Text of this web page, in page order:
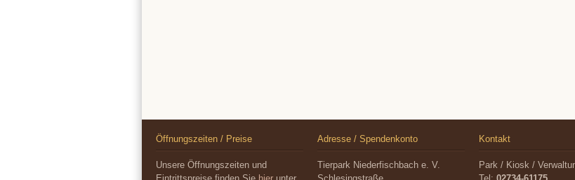
Öffnungszeiten / Preise
Unsere Öffnungszeiten und
Adresse / Spendenkonto
Tierpark Niederfischbach e. V.
Kontakt
Park / Kiosk /